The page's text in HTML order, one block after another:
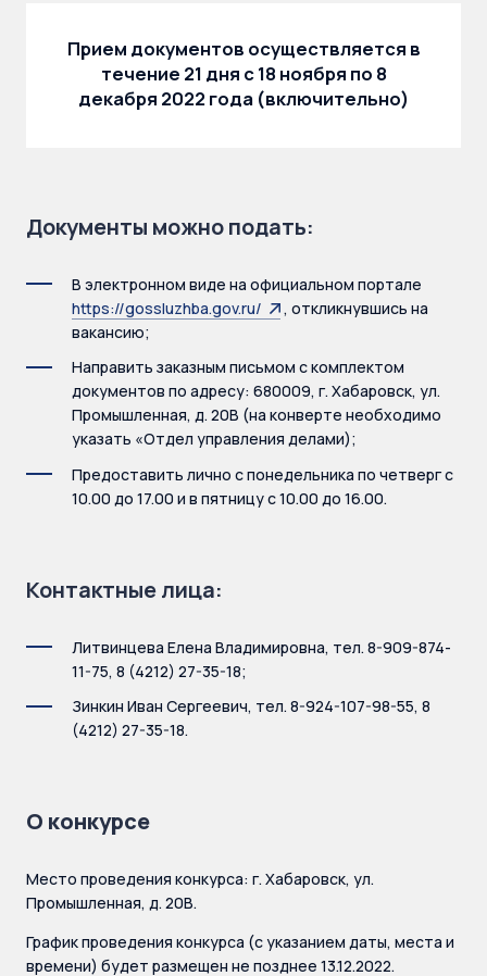
Прием документов осуществляется в
течение 21 дня с 18 ноября по 8
декабря 2022 года (включительно)
Документы можно подать:
В электронном виде на официальном портале
https://gossluzhba.gov.ru/
, откликнувшись на
вакансию;
Направить заказным письмом с комплектом
документов по адресу: 680009, г. Хабаровск, ул.
Промышленная, д. 20В (на конверте необходимо
указать «Отдел управления делами);
Предоставить лично с понедельника по четверг с
10.00 до 17.00 и в пятницу с 10.00 до 16.00.
Контактные лица:
Литвинцева Елена Владимировна, тел. 8-909-874-
11-75, 8 (4212) 27-35-18;
Зинкин Иван Сергеевич, тел. 8-924-107-98-55, 8
(4212) 27-35-18.
О конкурсе
Место проведения конкурса: г. Хабаровск, ул.
Промышленная, д. 20В.
График проведения конкурса (с указанием даты, места и
времени) будет размещен не позднее 13.12.2022.